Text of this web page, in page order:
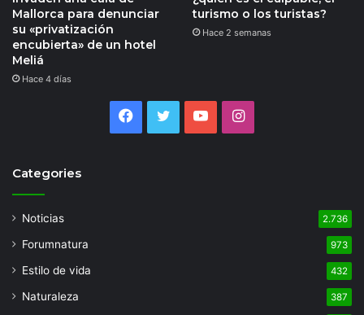
Mallorca para denunciar
su «privatización
encubierta» de un hotel
Meliá
Hace 4 días
turismo o los turistas?
Hace 2 semanas
Facebook
TwitterYouTubeInstagram
Categories
Noticias 2.736
Forumnatura 973
Estilo de vida 432
Naturaleza 387